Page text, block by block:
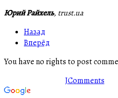
Юрий Райхель, trust.ua
Назад
Вперёд
You have no rights to post
JComments